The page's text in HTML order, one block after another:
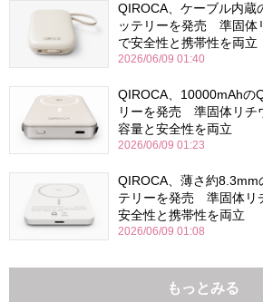
QIROCA、ケーブル内蔵
ッテリーを発売 準固体
で安全性と携帯性を両立
2026/06/09 01:40
QIROCA、10000mAhの
リーを発売 準固体リチ
容量と安全性を両立
2026/06/09 01:23
QIROCA、薄さ約8.3mm
テリーを発売 準固体リ
安全性と携帯性を両立
2026/06/09 01:08
もっとみる